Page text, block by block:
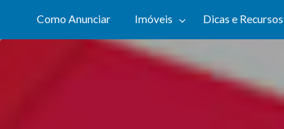
Como Anunciar Imóveis Dicas e Recursos